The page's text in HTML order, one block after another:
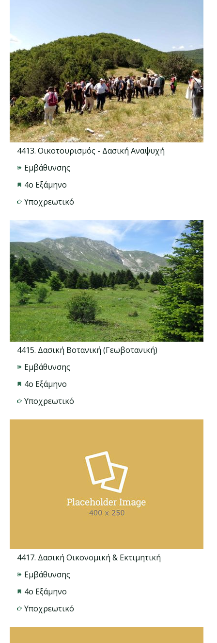
4413. Οικοτουρισμός - Δασική Αναψυχή
Εμβάθυνσης
4ο Εξάμηνο
Υποχρεωτικό
4415. Δασική Βοτανική (Γεωβοτανική)
Εμβάθυνσης
4ο Εξάμηνο
Υποχρεωτικό
4417. Δασική Οικονομική & Εκτιμητική
Εμβάθυνσης
4ο Εξάμηνο
Υποχρεωτικό